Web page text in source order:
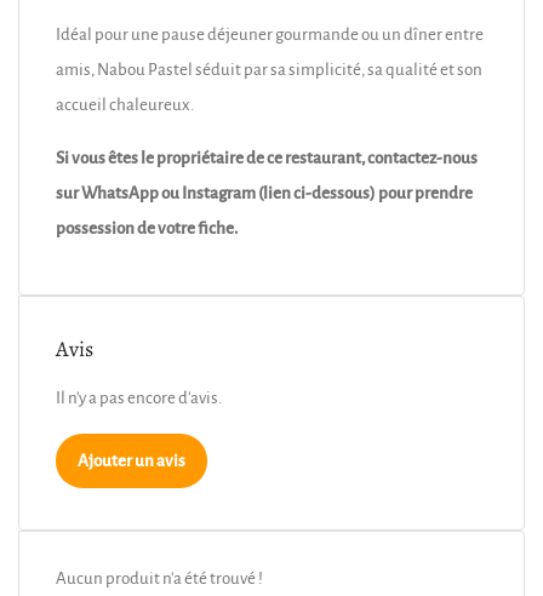
Idéal pour une pause déjeuner gourmande ou un dîner entre
amis, Nabou Pastel séduit par sa simplicité, sa qualité et son
accueil chaleureux.
Si vous êtes le propriétaire de ce restaurant, contactez-nous
sur WhatsApp ou Instagram (lien ci-dessous) pour prendre
possession de votre fiche.
Avis
Il n'y a pas encore d'avis.
Ajouter un avis
Aucun produit n'a été trouvé !